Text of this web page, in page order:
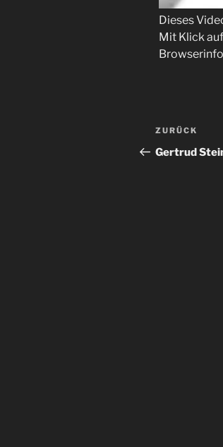
Dieses
Mit Klick
Vorheriger
Beitrag
ZURÜCK
Gertrud